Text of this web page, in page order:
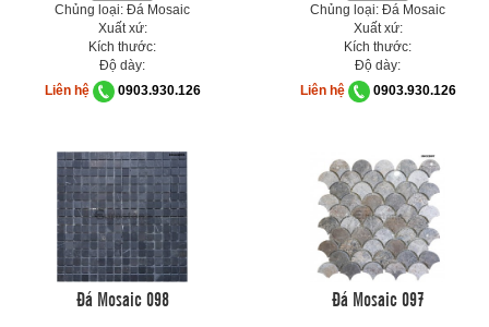
Chủng loại: Đá Mosaic
Xuất xứ:
Kích thước:
Độ dày:
Liên hệ
0903.930.126
Chủng loại: Đá Mosaic
Xuất xứ:
Kích thước:
Độ dày:
Liên hệ
0903.930.126
Đá Mosaic 098 Đá Mosaic 097